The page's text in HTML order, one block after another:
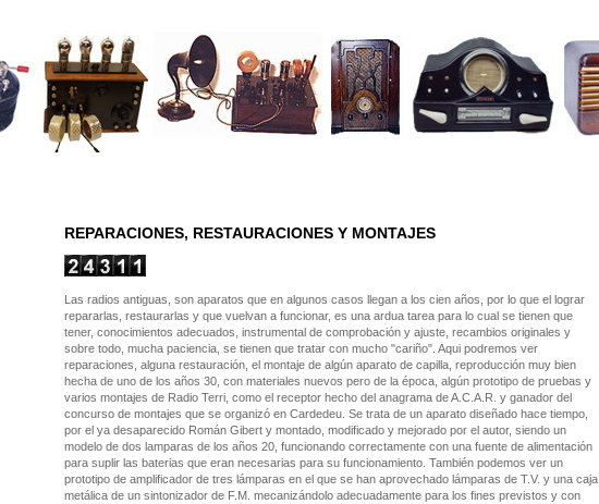
REPARACIONES, RESTAURACIONES Y MONTAJES
Las radios antiguas, son aparatos que en algunos casos llegan a los cien años, por lo que el lograr
repararlas, restaurarlas y que vuelvan a funcionar, es una ardua tarea para lo cual se tienen que
tener, conocimientos adecuados, instrumental de comprobación y ajuste, recambios originales y
sobre todo, mucha paciencia, se tienen que tratar con mucho "cariño". Aqui podremos ver
reparaciones, alguna restauración, el montaje de algún aparato de capilla, reproducción muy bien
hecha de uno de los años 30, con materiales nuevos pero de la época, algún prototipo de pruebas y
varios montajes de Radio Terri, como el receptor hecho del anagrama de A.C.A.R. y ganador del
concurso de montajes que se organizó en Cardedeu. Se trata de un aparato diseñado hace tiempo,
por el ya desaparecido Román Gibert y montado, modificado y mejorado por el autor, siendo un
modelo de dos lamparas de los años 20, funcionando correctamente con una fuente de alimentación
para suplir las baterias que eran necesarias para su funcionamiento. También podemos ver un
prototipo de amplificador de tres lámparas en el que se han aprovechado lámparas de T.V. y una caja
metálica de un sintonizador de F.M. mecanizándolo adecuadamente para los fines previstos y con